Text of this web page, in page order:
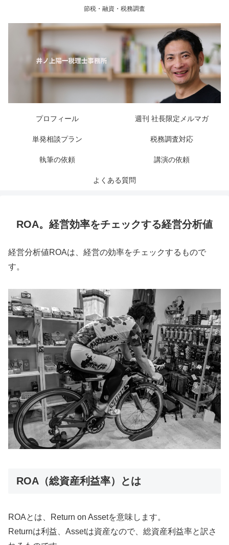
節税・融資・税務調査
プロフィール 週刊 社長限定メルマガ
単発相談プラン 税務調査対応
執筆の依頼 講演の依頼
よくある質問
ROA。経営効率をチェックする経営分析値
経営分析値ROAは、経営の効率をチェックするもので
す。
ROA（総資産利益率）とは
ROAとは、Return on Assetを意味します。
Returnは利益、Assetは資産なので、総資産利益率と訳さ